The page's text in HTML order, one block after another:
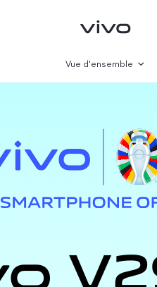
Vue d'ensemble
Paramètre